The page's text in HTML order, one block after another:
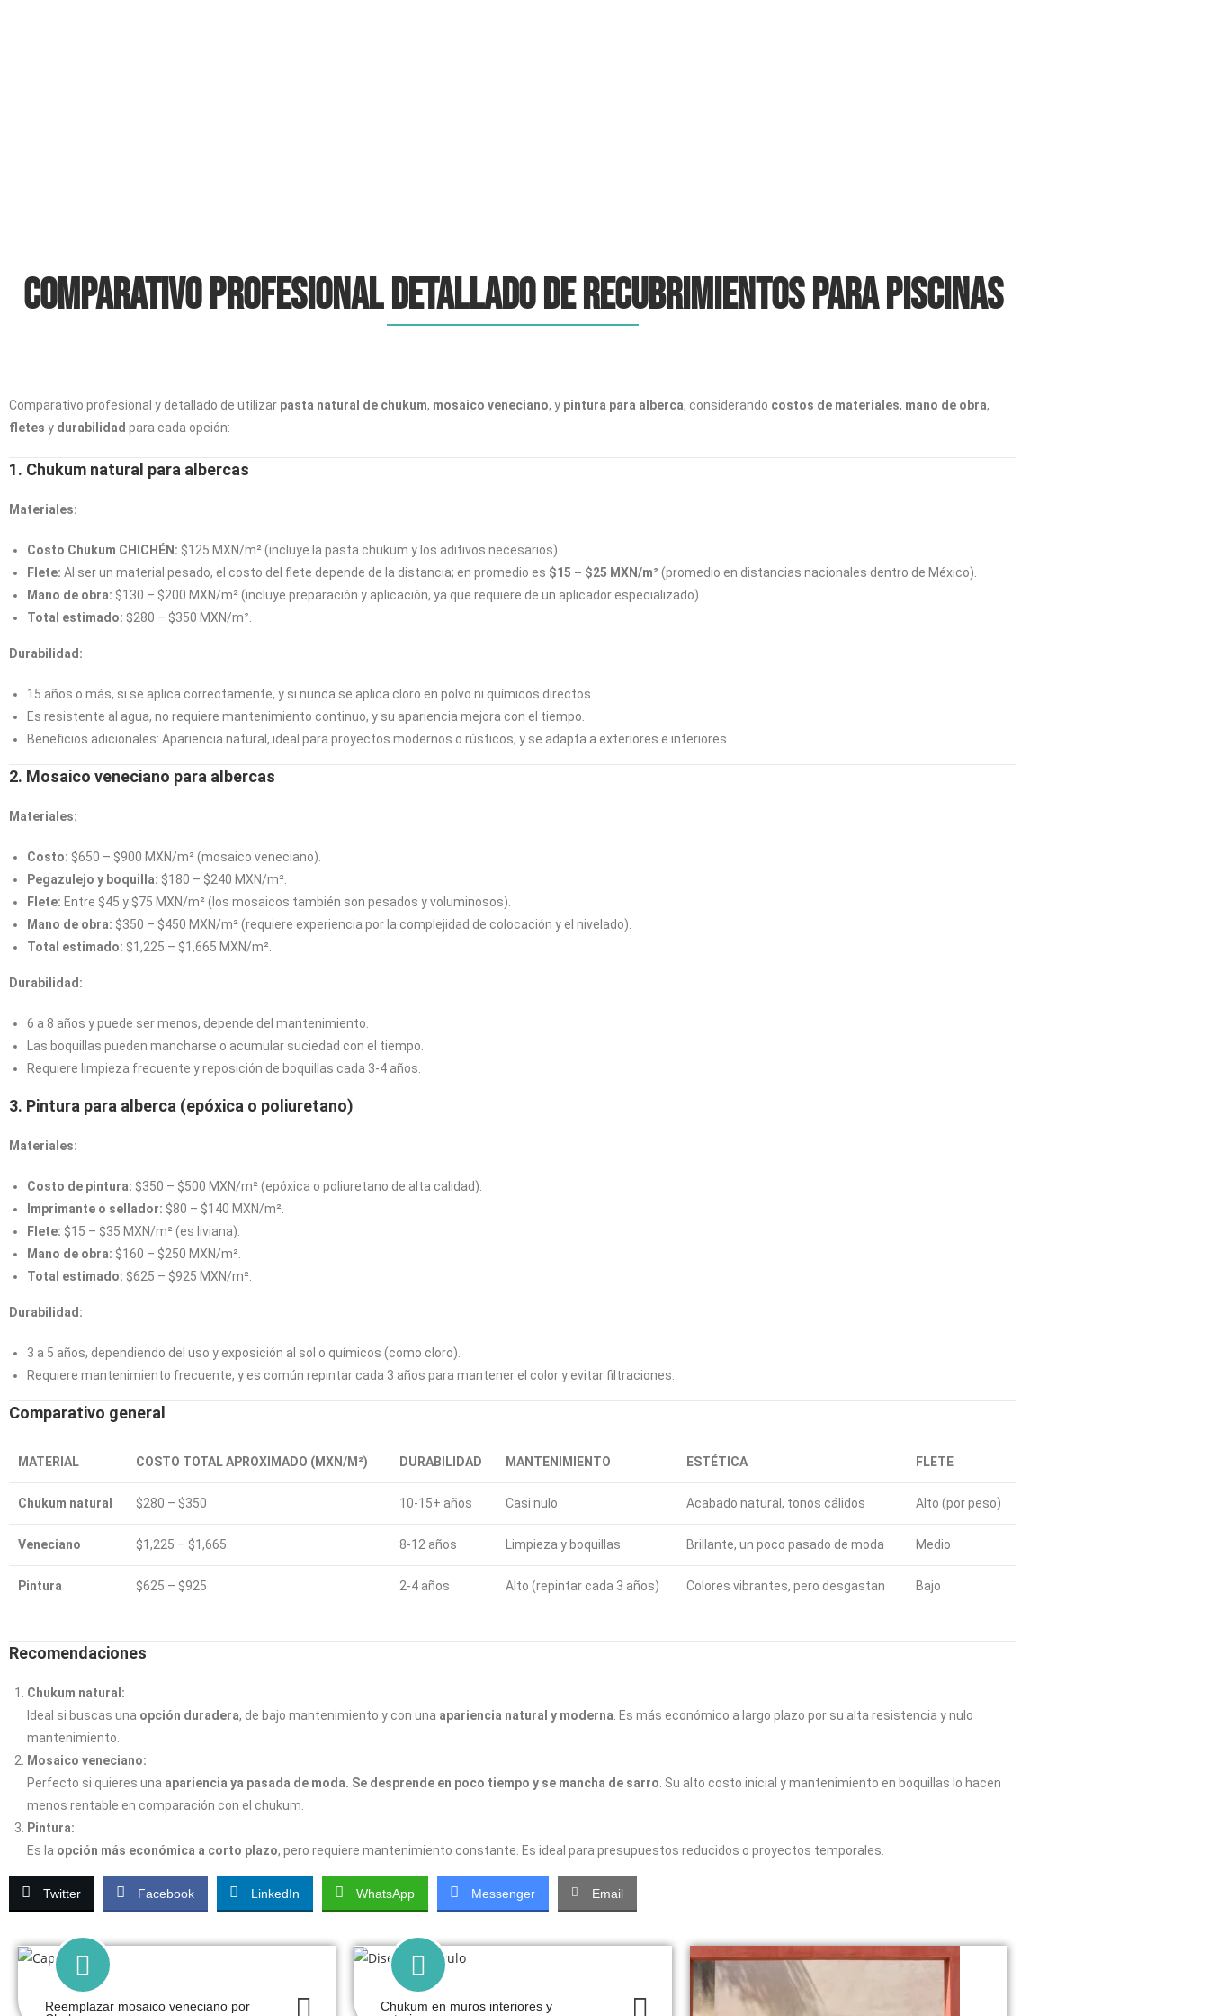
Comparativo profesional detallado de recubrimientos para piscinas
Comparativo profesional y detallado de utilizar pasta natural de chukum, mosaico veneciano, y pintura para alberca, considerando costos de materiales, mano de obra,
fletes y durabilidad para cada opción:
1. Chukum natural para albercas
Materiales:
Costo Chukum CHICHÉN: $125 MXN/m² (incluye la pasta chukum y los aditivos necesarios).
Flete: Al ser un material pesado, el costo del flete depende de la distancia; en promedio es $15 – $25 MXN/m² (promedio en distancias nacionales dentro de México).
Mano de obra: $130 – $200 MXN/m² (incluye preparación y aplicación, ya que requiere de un aplicador especializado).
Total estimado: $280 – $350 MXN/m².
Durabilidad:
15 años o más, si se aplica correctamente, y si nunca se aplica cloro en polvo ni químicos directos.
Es resistente al agua, no requiere mantenimiento continuo, y su apariencia mejora con el tiempo.
Beneficios adicionales: Apariencia natural, ideal para proyectos modernos o rústicos, y se adapta a exteriores e interiores.
2. Mosaico veneciano para albercas
Materiales:
Costo: $650 – $900 MXN/m² (mosaico veneciano).
Pegazulejo y boquilla: $180 – $240 MXN/m².
Flete: Entre $45 y $75 MXN/m² (los mosaicos también son pesados y voluminosos).
Mano de obra: $350 – $450 MXN/m² (requiere experiencia por la complejidad de colocación y el nivelado).
Total estimado: $1,225 – $1,665 MXN/m².
Durabilidad:
6 a 8 años y puede ser menos, depende del mantenimiento.
Las boquillas pueden mancharse o acumular suciedad con el tiempo.
Requiere limpieza frecuente y reposición de boquillas cada 3-4 años.
3. Pintura para alberca (epóxica o poliuretano)
Materiales:
Costo de pintura: $350 – $500 MXN/m² (epóxica o poliuretano de alta calidad).
Imprimante o sellador: $80 – $140 MXN/m².
Flete: $15 – $35 MXN/m² (es liviana).
Mano de obra: $160 – $250 MXN/m².
Total estimado: $625 – $925 MXN/m².
Durabilidad:
3 a 5 años, dependiendo del uso y exposición al sol o químicos (como cloro).
Requiere mantenimiento frecuente, y es común repintar cada 3 años para mantener el color y evitar filtraciones.
Comparativo general
MATERIAL COSTO TOTAL APROXIMADO (MXN/M²) DURABILIDAD MANTENIMIENTO ESTÉTICA FLETE
Chukum natural $280 – $350 10-15+ años Casi nulo Acabado natural, tonos cálidos Alto (por peso)
Veneciano $1,225 – $1,665 8-12 años Limpieza y boquillas Brillante, un poco pasado de moda Medio
Pintura $625 – $925 2-4 años Alto (repintar cada 3 años) Colores vibrantes, pero desgastan Bajo
Recomendaciones
Chukum natural:
Ideal si buscas una opción duradera, de bajo mantenimiento y con una apariencia natural y moderna . Es más económico a largo plazo por su alta resistencia y nulo
mantenimiento.
Mosaico veneciano:
Perfecto si quieres una apariencia ya pasada de moda. Se desprende en poco tiempo y se mancha de sarro . Su alto costo inicial y mantenimiento en boquillas lo hacen
menos rentable en comparación con el chukum.
Pintura:
Es la opción más económica a corto plazo, pero requiere mantenimiento constante. Es ideal para presupuestos reducidos o proyectos temporales.
Twitter Facebook LinkedIn WhatsApp Messenger Email
Reemplazar mosaico veneciano por
Chukum en muros interiores y